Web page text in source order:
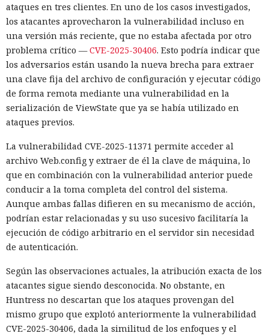
ataques en tres clientes. En uno de los casos investigados,
los atacantes aprovecharon la vulnerabilidad incluso en
una versión más reciente, que no estaba afectada por otro
problema crítico —CVE-2025-30406. Esto podría indicar que
los adversarios están usando la nueva brecha para extraer
una clave fija del archivo de configuración y ejecutar código
de forma remota mediante una vulnerabilidad en la
serialización de ViewState que ya se había utilizado en
ataques previos.
La vulnerabilidad CVE-2025-11371 permite acceder al
archivo Web.config y extraer de él la clave de máquina, lo
que en combinación con la vulnerabilidad anterior puede
conducir a la toma completa del control del sistema.
Aunque ambas fallas difieren en su mecanismo de acción,
podrían estar relacionadas y su uso sucesivo facilitaría la
ejecución de código arbitrario en el servidor sin necesidad
de autenticación.
Según las observaciones actuales, la atribución exacta de los
atacantes sigue siendo desconocida. No obstante, en
Huntress no descartan que los ataques provengan del
mismo grupo que explotó anteriormente la vulnerabilidad
CVE-2025-30406, dada la similitud de los enfoques y el